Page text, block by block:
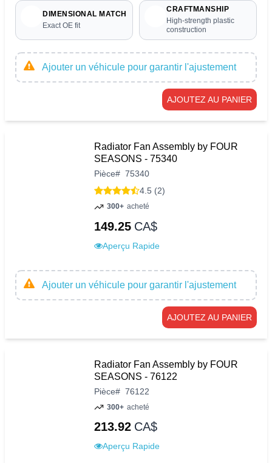
DIMENSIONAL MATCH
Exact OE fit
CRAFTMANSHIP
High-strength plastic
construction
Ajouter un véhicule pour garantir l'ajustement
AJOUTEZ AU PANIER
Radiator Fan Assembly by FOUR
SEASONS - 75340
Pièce# 75340
4.5 (2)
300+ acheté
149.25 CA$
Aperçu Rapide
Ajouter un véhicule pour garantir l'ajustement
AJOUTEZ AU PANIER
Radiator Fan Assembly by FOUR
SEASONS - 76122
Pièce# 76122
300+ acheté
213.92 CA$
Aperçu Rapide